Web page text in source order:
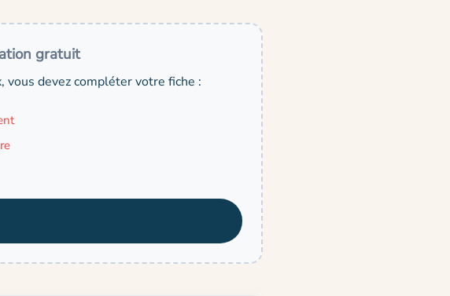
gratuit
vous devez compléter votre fiche :